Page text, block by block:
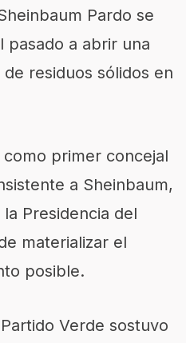
Pardo se
a abrir una
residuos sólidos en
primer concejal
a Sheinbaum,
Presidencia del
materializar el
posible.
Verde sostuvo